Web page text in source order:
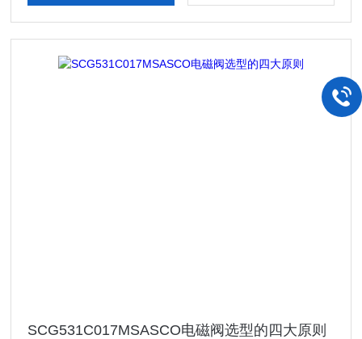
SCG531C017MSASCO电磁阀选型的四大原则